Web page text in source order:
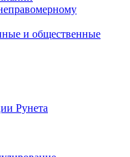
и общественные
Рунета